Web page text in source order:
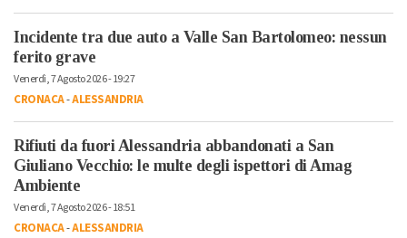
Incidente tra due auto a Valle San Bartolomeo: nessun
ferito grave
Venerdì, 7 Agosto 2026 - 19:27
CRONACA-ALESSANDRIA
Rifiuti da fuori Alessandria abbandonati a San
Giuliano Vecchio: le multe degli ispettori di Amag
Ambiente
Venerdì, 7 Agosto 2026 - 18:51
CRONACA-ALESSANDRIA